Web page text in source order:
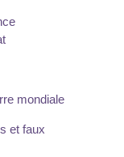
mondiale
et faux